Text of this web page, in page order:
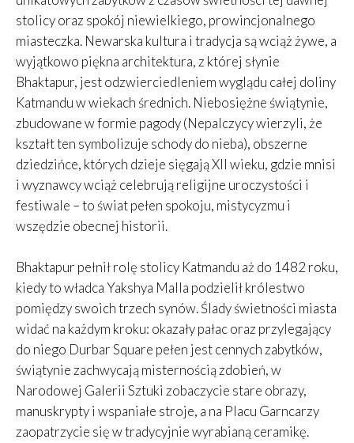
stolicy oraz spokój niewielkiego, prowincjonalnego
miasteczka. Newarska kultura i tradycja są wciąż żywe, a
wyjątkowo piękna architektura, z której słynie
Bhaktapur, jest odzwierciedleniem wyglądu całej doliny
Katmandu w wiekach średnich. Niebosiężne świątynie,
zbudowane w formie pagody (Nepalczycy wierzyli, że
kształt ten symbolizuje schody do nieba), obszerne
dziedzińce, których dzieje sięgają XII wieku, gdzie mnisi
i wyznawcy wciąż celebrują religijne uroczystości i
festiwale – to świat pełen spokoju, mistycyzmu i
wszędzie obecnej historii.
Bhaktapur pełnił rolę stolicy Katmandu aż do 1482 roku,
kiedy to władca Yakshya Malla podzielił królestwo
pomiędzy swoich trzech synów. Ślady świetności miasta
widać na każdym kroku: okazały pałac oraz przylegający
do niego Durbar Square pełen jest cennych zabytków,
świątynie zachwycają misternością zdobień, w
Narodowej Galerii Sztuki zobaczycie stare obrazy,
manuskrypty i wspaniałe stroje, a na Placu Garncarzy
zaopatrzycie się w tradycyjnie wyrabianą ceramikę.